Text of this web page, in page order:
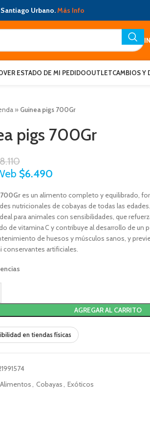
Urbano.Más Info
VER ESTADO DE MI PEDIDOOUTLETCAMBIOS Y
» Guinea pigs 700Gr
pigs 700Gr
8.110
$6.490
es un alimento completo y equilibrado,
nutricionales de cobayas de todas las
para animales con sensibilidades, que
de vitamina C y contribuye al desarrollo de un
de huesos y músculos sanos, y
conservantes artificiales.
AGREGAR AL CARRITO
en tiendas físicas
Alimentos, Cobayas, Exóticos